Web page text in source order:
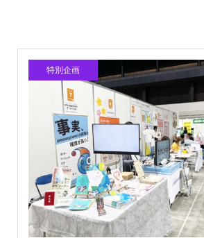
特別企画